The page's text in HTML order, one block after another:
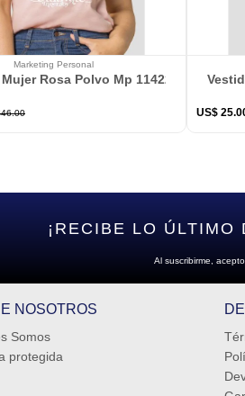
Marketing Personal
Rosa Polvo Mp 114226
46.00 US$ 25.
¡RECIBE LO ÚLTIMO
Al suscribirme, acepto
NOSOTROS
Somos
protegida